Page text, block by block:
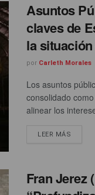
Asuntos
claves de
la
por Carleth Morales
Los asuntos
consolidado
alinear los
LEER MÁS
Fran Jerez